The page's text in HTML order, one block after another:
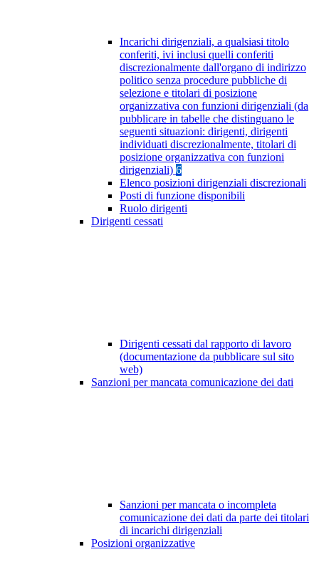
Incarichi dirigenziali, a qualsiasi titolo
conferiti, ivi inclusi quelli conferiti
discrezionalmente dall'organo di indirizzo
politico senza procedure pubbliche di
selezione e titolari di posizione
organizzativa con funzioni dirigenziali (da
pubblicare in tabelle che distinguano le
seguenti situazioni: dirigenti, dirigenti
individuati discrezionalmente, titolari di
posizione organizzativa con funzioni
dirigenziali) 6
Elenco posizioni dirigenziali discrezionali
Posti di funzione disponibili
Ruolo dirigenti
Dirigenti cessati
Dirigenti cessati dal rapporto di lavoro
(documentazione da pubblicare sul sito
web)
Sanzioni per mancata comunicazione dei dati
Sanzioni per mancata o incompleta
comunicazione dei dati da parte dei titolari
di incarichi dirigenziali
Posizioni organizzative